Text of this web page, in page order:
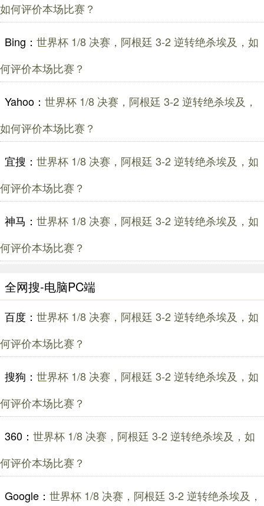
如何评价本场比赛？
Bing： 世界杯 1/8 决赛，阿根廷 3-2 逆转绝杀埃及，如
何评价本场比赛？
Yahoo： 世界杯 1/8 决赛，阿根廷 3-2 逆转绝杀埃及，
如何评价本场比赛？
宜搜： 世界杯 1/8 决赛，阿根廷 3-2 逆转绝杀埃及，如
何评价本场比赛？
神马： 世界杯 1/8 决赛，阿根廷 3-2 逆转绝杀埃及，如
何评价本场比赛？
全网搜-电脑PC端
百度： 世界杯 1/8 决赛，阿根廷 3-2 逆转绝杀埃及，如
何评价本场比赛？
搜狗： 世界杯 1/8 决赛，阿根廷 3-2 逆转绝杀埃及，如
何评价本场比赛？
360： 世界杯 1/8 决赛，阿根廷 3-2 逆转绝杀埃及，如
何评价本场比赛？
Google： 世界杯 1/8 决赛，阿根廷 3-2 逆转绝杀埃及，